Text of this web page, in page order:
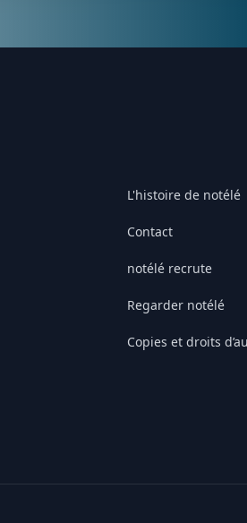
L'histoire de notélé
Contact
notélé recrute
Regarder notélé
Copies et droits